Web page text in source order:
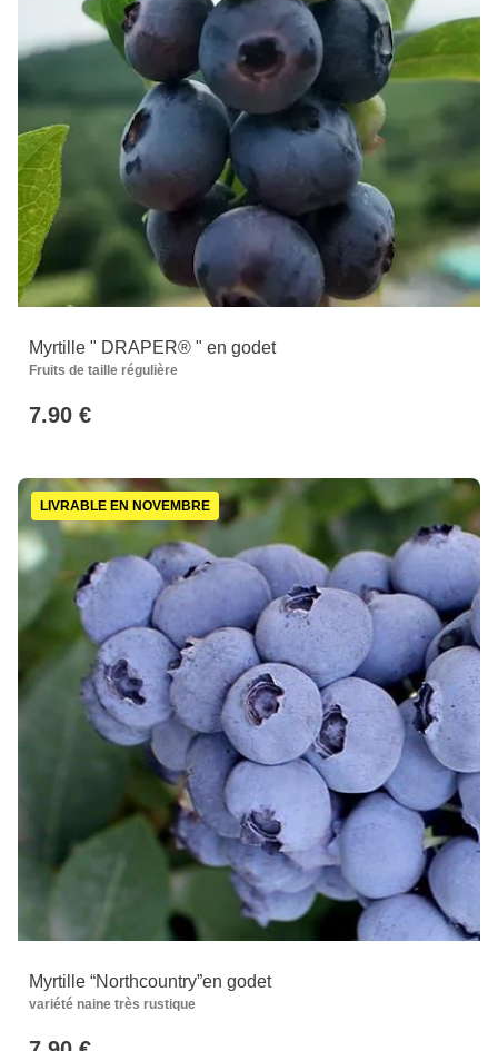
Myrtille " DRAPER® " en godet
Fruits de taille régulière
7.90 €
LIVRABLE EN NOVEMBRE
Myrtille “Northcountry”en godet
variété naine très rustique